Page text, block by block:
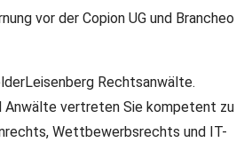
vor der Copion UG und Brancheo
Rechtsanwälte.
Anwälte vertreten Sie kompetent zu
Wettbewerbsrechts und IT-